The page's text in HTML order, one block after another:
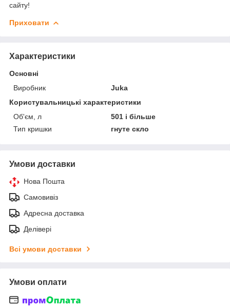
сайту!
Приховати
Характеристики
Основні
Виробник
Juka
Користувальницькі характеристики
Об'єм, л
501 і більше
Тип кришки
гнуте скло
Умови доставки
Нова Пошта
Самовивіз
Адресна доставка
Делівері
Всі умови доставки
Умови оплати